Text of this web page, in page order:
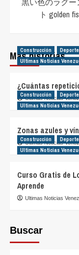
ト golden
Más historias
Construcción Deporte
Ultimas Noticias
¿Cuántas
Ultimas Noticias
Construcción Deporte
Ultimas Noticias
Zonas azules y
Ultimas Noticias
Construcción Deporte
Ultimas Noticias
Curso Gratis de
Aprende
Ultimas Noticias
Buscar